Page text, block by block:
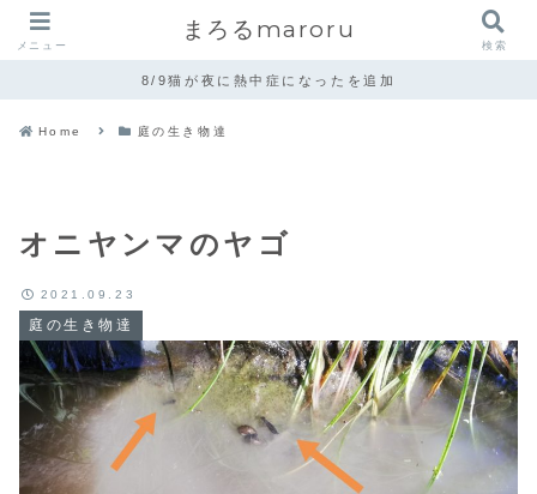
8/9猫が夜に熱中症になったを追加
Home 庭の生き物達
オニヤンマのヤゴ
庭の生き物達
2021.09.23
メニュー
まろるmaroru
検索